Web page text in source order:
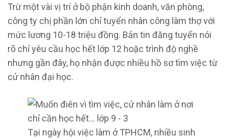
Trừ một vài vị trí ở bộ phận kinh doanh, văn phòng,
công ty chị phần lớn chỉ tuyển nhân công làm thợ với
mức lương 10-18 triệu đồng. Bản tin đăng tuyển nói
rõ chỉ yêu cầu học hết lớp 12 hoặc trình độ nghề
nhưng gần đây, họ nhận được nhiều hồ sơ tìm việc từ
cử nhân đại học.
Tại ngày hội việc làm ở TPHCM, nhiều sinh